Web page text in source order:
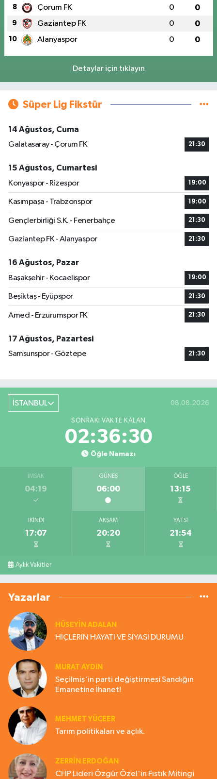
8 Çorum FK 0 0
9 Gaziantep FK 0 0
10 Alanyaspor 0 0
Detaylar için tıklayın
Süper Lig Fikstür
14 Ağustos, Cuma
Galatasaray - Çorum FK
21:30
15 Ağustos, Cumartesi
Konyaspor - Rizespor
19:00
Kasımpaşa - Trabzonspor 19:00
Gençlerbirliği S.K. - Fenerbahçe 21:30
Gaziantep FK - Alanyaspor 21:30
16 Ağustos, Pazar
Başakşehir - Kocaelispor
19:00
Beşiktaş - Eyüpspor 21:30
Amed - Erzurumspor FK 21:30
17 Ağustos, Pazartesi
Samsunspor - Göztepe
21:30
İSTANBUL 08.08.2026
SONRAKI VAKTE KALAN
02:36:29
Öğle Namazı
İMSAK
04:19
GÜNEŞ
06:00
ÖĞLE
13:15
İKINDI
17:07
AKŞAM
20:20
YATSI
21:54
Aylık Vakitler
Yazarlar
HÜSEYIN ADALAN
HİÇLERİN HAYATI VE SİYASİ DURUMU
MURAT AYDIN
Seçilmiş'in parti değiştirmesi Sandığın
Emanetine İhanet!
MEHMET YÜCEER
Tarım politikaları ve açlık.
ZERRIN ERDOĞAN
CHP Lideri Özgür Özel'in Fıstık Mitingi